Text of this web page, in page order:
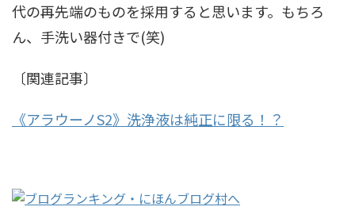
代の再先端のものを採用すると思います。もちろ
ん、手洗い器付きで(笑)
〔関連記事〕
《アラウーノS2》洗浄液は純正に限る！？